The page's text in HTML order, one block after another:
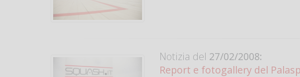
Notizia del 27/02/2008:
Report e fotogallery del